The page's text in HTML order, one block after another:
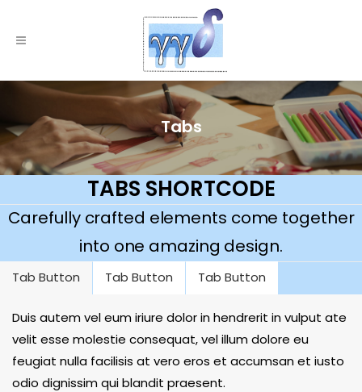
Tabs
TABS SHORTCODE
Carefully crafted elements come together
into one amazing design.
Tab Button Tab Button Tab Button
Duis autem vel eum iriure dolor in hendrerit in vulput ate
velit esse molestie consequat, vel illum dolore eu
feugiat nulla facilisis at vero eros et accumsan et iusto
odio dignissim qui blandit praesent.